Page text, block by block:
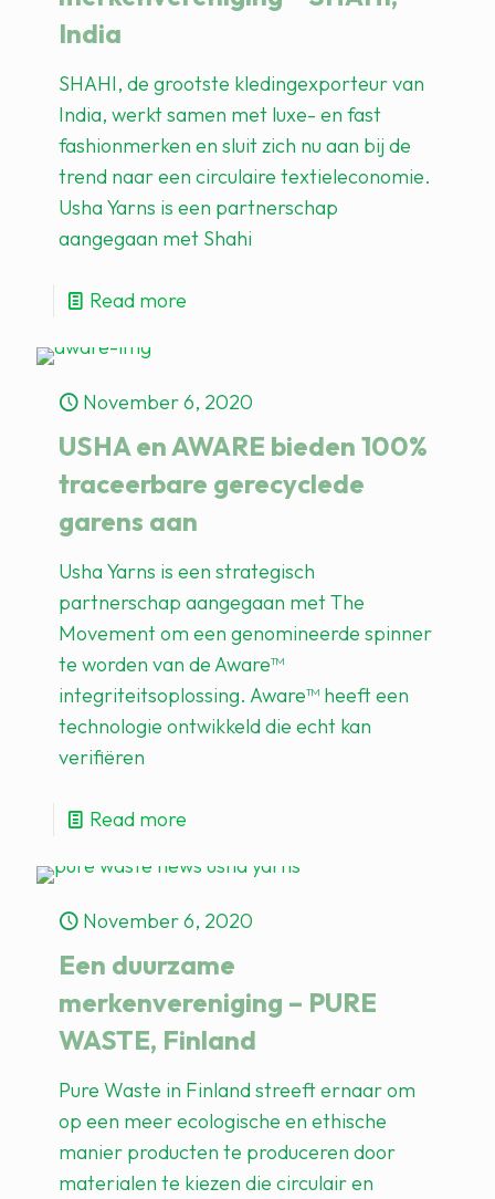
India
SHAHI, de grootste kledingexporteur van
India, werkt samen met luxe- en fast
fashionmerken en sluit zich nu aan bij de
trend naar een circulaire textieleconomie.
Usha Yarns is een partnerschap
aangegaan met Shahi
Read more
November 6, 2020
USHA en AWARE bieden 100%
traceerbare gerecyclede
garens aan
Usha Yarns is een strategisch
partnerschap aangegaan met The
Movement om een ​​genomineerde spinner
te worden van de Aware™
integriteitsoplossing. Aware™ heeft een
technologie ontwikkeld die echt kan
verifiëren
Read more
November 6, 2020
Een duurzame
merkenvereniging – PURE
WASTE, Finland
Pure Waste in Finland streeft ernaar om
op een meer ecologische en ethische
manier producten te produceren door
materialen te kiezen die circulair en